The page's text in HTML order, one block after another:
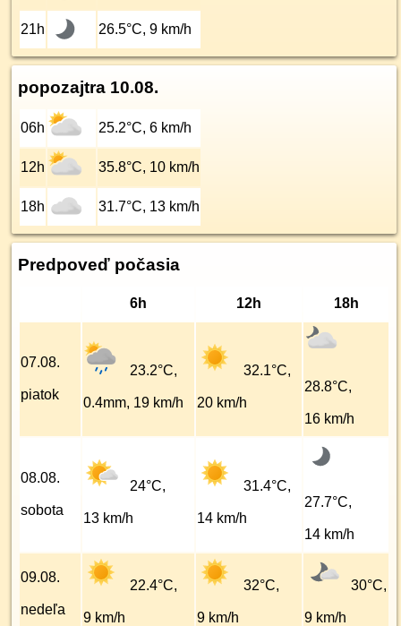
21h 26.5°C, 9 km/h
popozajtra 10.08.
06h 25.2°C, 6 km/h
12h 35.8°C, 10 km/h
18h 31.7°C, 13 km/h
Predpoveď počasia
6h 12h 18h
07.08.
piatok
23.2°C,
0.4mm, 19 km/h
32.1°C,
20 km/h
28.8°C,
16 km/h
08.08.
sobota
24°C,
13 km/h
31.4°C,
14 km/h
27.7°C,
14 km/h
09.08.
nedeľa
22.4°C,
9 km/h
32°C,
9 km/h
30°C,
9 km/h